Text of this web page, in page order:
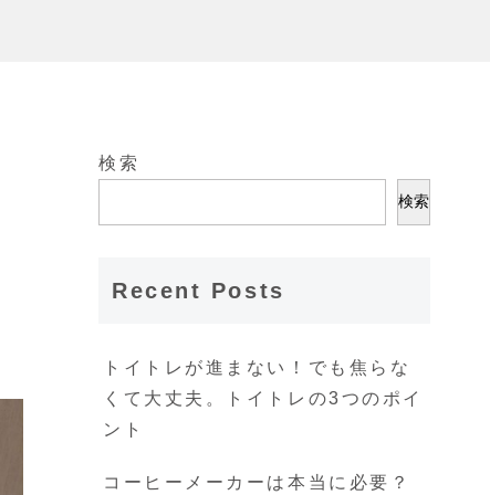
検索
検索
Recent Posts
トイトレが進まない！でも焦らな
くて大丈夫。トイトレの3つのポイ
ント
コーヒーメーカーは本当に必要？